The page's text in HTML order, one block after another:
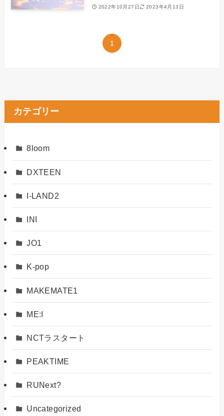
2022年10月27日 2023年4月13日
1
カテゴリー
8loom
DXTEEN
I-LAND2
INI
JO1
K-pop
MAKEMATE1
ME:I
NCTラスタート
PEAKTIME
RUNext?
Uncategorized